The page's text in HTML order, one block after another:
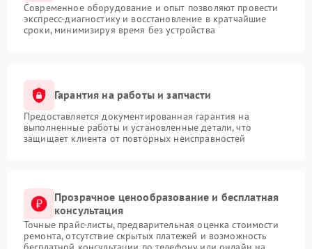
Современное оборудование и опыт позволяют провести
экспресс-диагностику и восстановление в кратчайшие
сроки, минимизируя время без устройства
Гарантия на работы и запчасти
Предоставляется документированная гарантия на
выполненные работы и установленные детали, что
защищает клиента от повторных неисправностей
Прозрачное ценообразование и бесплатная
консультация
Точные прайс-листы, предварительная оценка стоимости
ремонта, отсутствие скрытых платежей и возможность